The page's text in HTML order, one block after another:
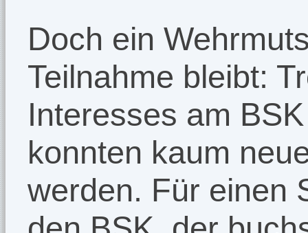
Doch ein
Teilnahme bleibt:
Interesses am
konnten kaum
werden. Für einen